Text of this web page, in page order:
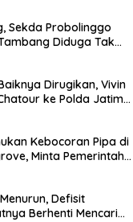
Sekda Probolinggo
Diduga Tak
Dirugikan, Vivin
ke Polda Jatim
Kebocoran Pipa di
Minta Pemerintah
Defisit
Berhenti Mencari